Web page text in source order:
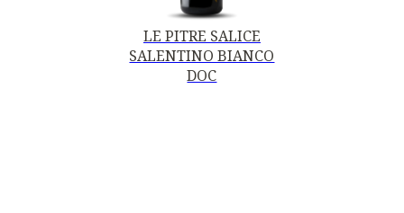
LE PITRE SALICE
SALENTINO BIANCO
DOC